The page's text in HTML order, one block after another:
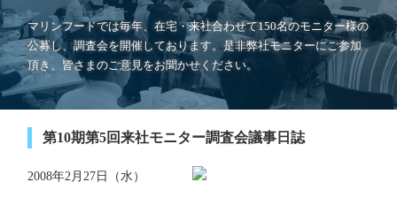
マリンフードでは毎年、在宅・来社合わせて150名のモニター様の
公募し、調査会を開催しております。是非弊社モニターにご参加
頂き、皆さまのご意見をお聞かせください。
第10期第5回来社モニター調査会議事日誌
2008年2月27日（水）